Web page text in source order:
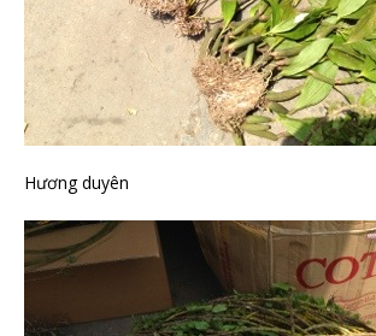
Hương duyên